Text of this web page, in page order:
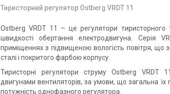
Тиристорний регулятор Ostberg VRDT 11
Ostberg VRDT 11 – це регулятори тиристорного
швидкості обертання електродвигуна. Серія
приміщеннях з підвищеною вологість повітря, що
сталі і покритого фарбою корпусу.
Тиристорні регулятори струму Ostberg VRDT
двигунами вентиляторів, за умови, що загальна
потужність однофазного регулятора.